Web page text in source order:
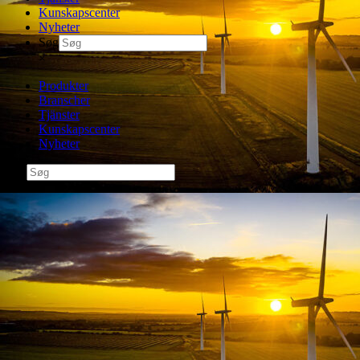
Kunskapscenter
Nyheter
Søg
×
Produkter
Branscher
Tjänster
Kunskapscenter
Nyheter